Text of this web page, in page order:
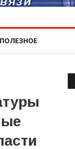
ПОЛЕЗНОЕ